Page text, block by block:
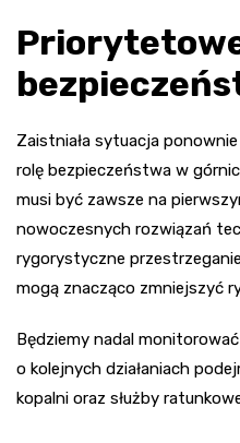
Zaistniała sytuacja
rolę bezpieczeństwa w
musi być zawsze na
nowoczesnych rozwiązań
rygorystyczne
mogą znacząco zmniejszyć
Będziemy nadal
o kolejnych działaniach
kopalni oraz służby